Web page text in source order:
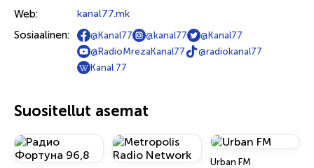
Web: kanal77.mk
Sosiaalinen: @Kanal77 @kanal77
@Kanal77
@RadioMrezaKanal77
@radiokanal77
Kanal 77
Suositellut asemat
Urban FM